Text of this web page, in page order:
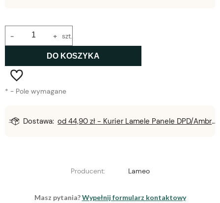
+
- szt.
DO KOSZYKA
* - Pole wymagane
Dostawa: od 44,90 zł - Kurier Lamele Panele DPD/Ambro/NST
Producent: Lameo
Masz pytania?Wypełnij formularz kontaktowy